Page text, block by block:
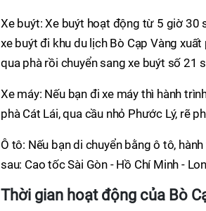
Xe buýt: Xe buýt hoạt động từ 5 giờ 30
xe buýt đi khu du lịch Bò Cạp Vàng
qua phà rồi chuyển sang xe buýt số 21
Xe máy: Nếu bạn đi xe máy thì hành
phà Cát Lái, qua cầu nhỏ Phước Lý, rẽ
Ô tô: Nếu bạn di chuyển bằng ô tô,
sau: Cao tốc Sài Gòn - Hồ Chí Minh -
Thời gian hoạt động của Bò